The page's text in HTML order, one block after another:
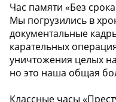
Час памяти «Без
Мы погрузились в
документальные
карательных
уничтожения целых
но это наша общая
Классные часы